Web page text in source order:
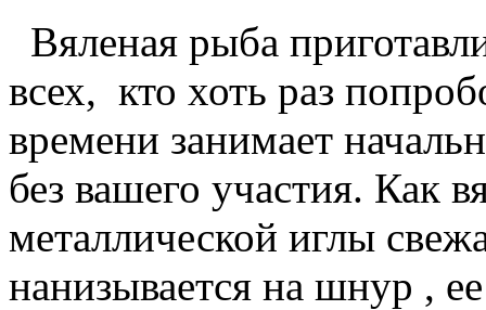
Вяленая рыба
всех, кто хоть раз
времени занимает
без вашего участия. Как
металлической иглы
нанизывается на шнур ,